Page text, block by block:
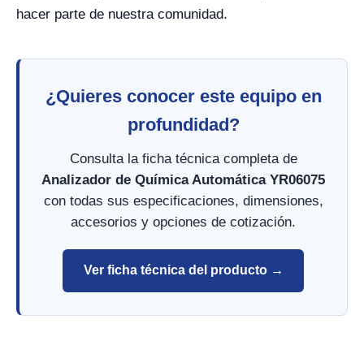
hacer parte de nuestra comunidad.
¿Quieres conocer este equipo en
profundidad?
Consulta la ficha técnica completa de
Analizador de Química Automática YR06075
con todas sus especificaciones, dimensiones,
accesorios y opciones de cotización.
Ver ficha técnica del producto →